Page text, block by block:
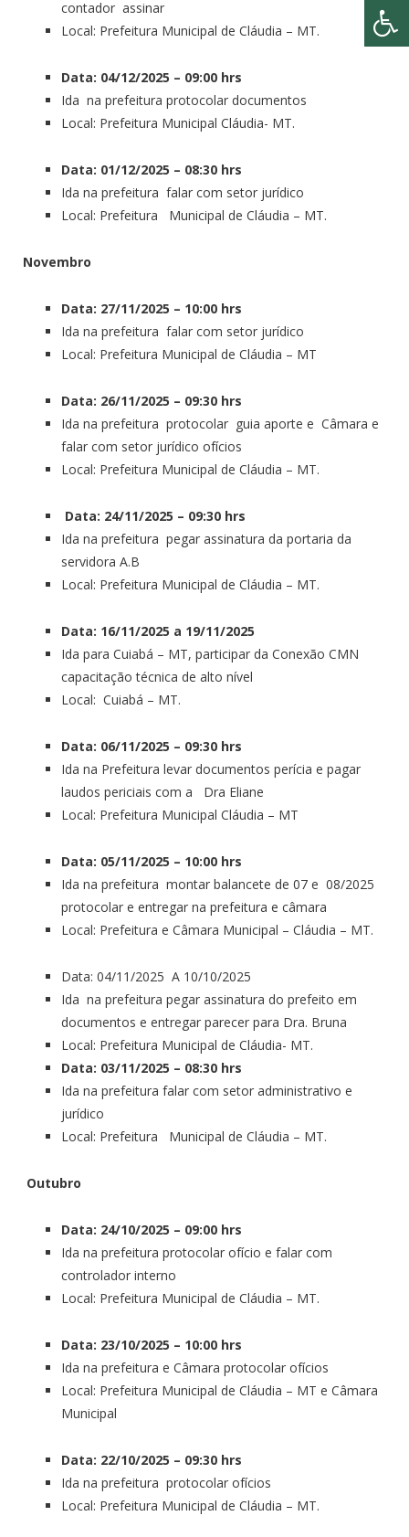
contador assinar
Local: Prefeitura Municipal de Cláudia – MT.
Data: 04/12/2025 – 09:00 hrs
Ida na prefeitura protocolar documentos
Local: Prefeitura Municipal Cláudia- MT.
Data: 01/12/2025 – 08:30 hrs
Ida na prefeitura falar com setor jurídico
Local: Prefeitura Municipal de Cláudia – MT.
Novembro
Data: 27/11/2025 – 10:00 hrs
Ida na prefeitura falar com setor jurídico
Local: Prefeitura Municipal de Cláudia – MT
Data: 26/11/2025 – 09:30 hrs
Ida na prefeitura protocolar guia aporte e Câmara e
falar com setor jurídico ofícios
Local: Prefeitura Municipal de Cláudia – MT.
Data: 24/11/2025 – 09:30 hrs
Ida na prefeitura pegar assinatura da portaria da
servidora A.B
Local: Prefeitura Municipal de Cláudia – MT.
Data: 16/11/2025 a 19/11/2025
Ida para Cuiabá – MT, participar da Conexão CMN
capacitação técnica de alto nível
Local: Cuiabá – MT.
Data: 06/11/2025 – 09:30 hrs
Ida na Prefeitura levar documentos perícia e pagar
laudos periciais com a Dra Eliane
Local: Prefeitura Municipal Cláudia – MT
Data: 05/11/2025 – 10:00 hrs
Ida na prefeitura montar balancete de 07 e 08/2025
protocolar e entregar na prefeitura e câmara
Local: Prefeitura e Câmara Municipal – Cláudia – MT.
Data: 04/11/2025 A 10/10/2025
Ida na prefeitura pegar assinatura do prefeito em
documentos e entregar parecer para Dra. Bruna
Local: Prefeitura Municipal de Cláudia- MT.
Data: 03/11/2025 – 08:30 hrs
Ida na prefeitura falar com setor administrativo e
jurídico
Local: Prefeitura Municipal de Cláudia – MT.
Outubro
Data: 24/10/2025 – 09:00 hrs
Ida na prefeitura protocolar ofício e falar com
controlador interno
Local: Prefeitura Municipal de Cláudia – MT.
Data: 23/10/2025 – 10:00 hrs
Ida na prefeitura e Câmara protocolar ofícios
Local: Prefeitura Municipal de Cláudia – MT e Câmara
Municipal
Data: 22/10/2025 – 09:30 hrs
Ida na prefeitura protocolar ofícios
Local: Prefeitura Municipal de Cláudia – MT.